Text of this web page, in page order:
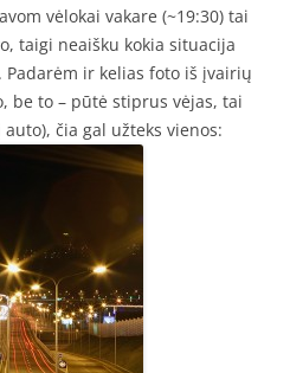
vėlokai vakare (~19:30) tai
taigi neaišku kokia situacija
ir kelias foto iš įvairių
be to – pūtė stiprus vėjas, tai
čia gal užteks vienos: